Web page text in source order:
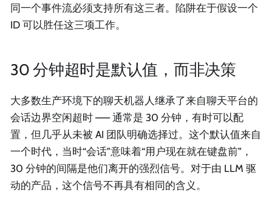
同一个事件流必须支持所有这三者。陷阱在于假设一个
ID 可以胜任这三项工作。
30 分钟超时是默认值，而非决策
大多数生产环境下的聊天机器人继承了来自聊天平台的
会话边界空闲超时 —— 通常是 30 分钟，有时可以配
置，但几乎从未被 AI 团队明确选择过。这个默认值来自
一个时代，当时“会话”意味着“用户现在就在键盘前”，
30 分钟的间隔是他们离开的强烈信号。对于由 LLM 驱
动的产品，这个信号不再具有相同的含义。